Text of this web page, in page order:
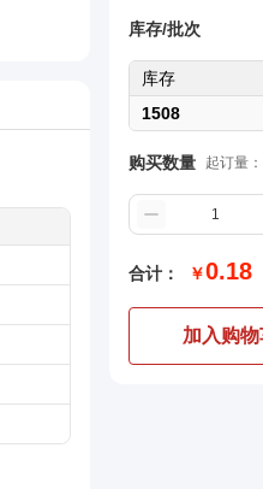
库存/批次
库存
1508
购买数量 起订量
合计： ￥0.18
加入购物